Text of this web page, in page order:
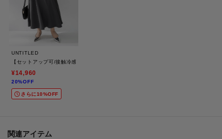
【着こなしポイント】
同素材のボトムに合わせてセットアップで着ていただくのがおすすめです。
ンツ（商品番号：153－65512）と合わせるとメリハリのあるスタイルに仕上
がります。
※この製品は、太陽光線中の紫外線（UV）を通しにくくします。この効果は
的ではありません。
UNTITLED
【セットアップ可/接触冷感/遮熱】リラクシーフレアスカート
¥14,960
20%OFF
さらに10%OFF
関連アイテム